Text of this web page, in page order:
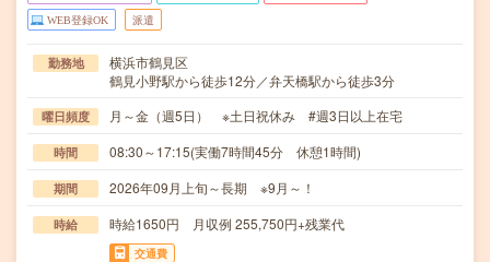
WEB登録OK 派遣
勤務地
横浜市鶴見区
鶴見小野駅から徒歩12分／弁天橋駅から徒歩3分
曜日頻度 月～金（週5日） ※土日祝休み #週3日以上在宅
時間 08:30～17:15(実働7時間45分 休憩1時間)
期間 2026年09月上旬～長期 ※9月～！
時給 時給1650円 月収例 255,750円+残業代
交通費